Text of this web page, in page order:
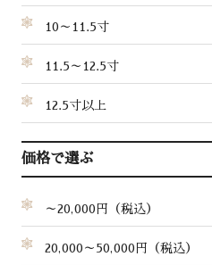
10～11.5寸
11.5～12.5寸
12.5寸以上
価格で選ぶ
～20,000円（税込）
20,000～50,000円（税込）